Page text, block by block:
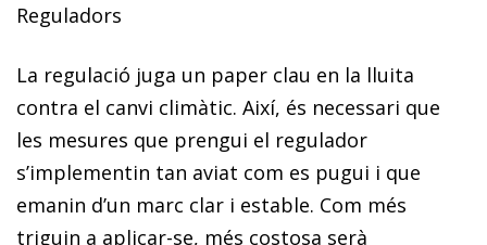
Reguladors
La regulació juga un paper clau en la lluita
contra el canvi climàtic. Així, és necessari que
les mesures que prengui el regulador
s’implementin tan aviat com es pugui i que
emanin d’un marc clar i estable. Com més
triguin a aplicar-se, més costosa serà